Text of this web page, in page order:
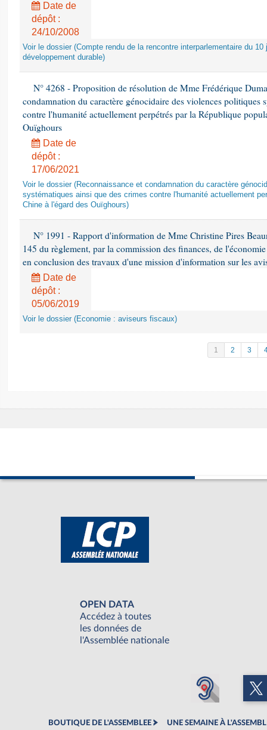
Date de
dépôt :
24/10/2008
Voir le dossier (Compte rendu de la rencontre interparlementaire du
développement durable)
N° 4268 - Proposition de résolution de Mme Frédérique
condamnation du caractère génocidaire des violences politiques
contre l'humanité actuellement perpétrés par la République
Ouïghours
Date de
dépôt :
17/06/2021
Voir le dossier (Reconnaissance et condamnation du caractère
systématiques ainsi que des crimes contre l'humanité actuellement
Chine à l'égard des Ouïghours)
N° 1991 - Rapport d'information de Mme Christine Pires
145 du règlement, par la commission des finances, de
en conclusion des travaux d'une mission d'information sur les
Date de
dépôt :
05/06/2019
Voir le dossier (Economie : aviseurs fiscaux)
1 2 3
OPEN DATA
Accédez à toutes
les données de
l'Assemblée nationale
BOUTIQUE DE L'ASSEMBLEE UNE SEMAINE À